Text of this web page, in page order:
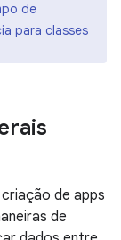
de
para classes
de apps
de